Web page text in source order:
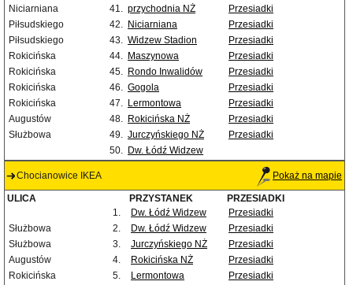
Niciarniana
41. przychodnia NŻ
Przesiadki
Piłsudskiego
42. Niciarniana
Przesiadki
Piłsudskiego
43. Widzew Stadion
Przesiadki
Rokicińska
44. Maszynowa
Przesiadki
Rokicińska
45. Rondo Inwalidów
Przesiadki
Rokicińska
46. Gogola
Przesiadki
Rokicińska
47. Lermontowa
Przesiadki
Augustów
48. Rokicińska NŻ
Przesiadki
Służbowa
49. Jurczyńskiego NŻ
Przesiadki
50. Dw. Łódź Widzew
Chocianowice IKEA Pokaż na mapie
ULICA PRZYSTANEK
PRZESIADKI
1.
Dw. Łódź Widzew
Przesiadki
Służbowa
2. Dw. Łódź Widzew
Przesiadki
Służbowa
3. Jurczyńskiego NŻ
Przesiadki
Augustów
4. Rokicińska NŻ
Przesiadki
Rokicińska
5. Lermontowa
Przesiadki